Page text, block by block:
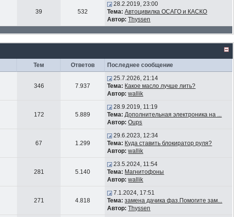
39 532
28.2.2019, 23:00
Тема: Автоцивилка ОСАГО и КАСКО
Автор: Thyssen
Тем Ответов Последнее сообщение
346 7.937
25.7.2026, 21:14
Тема: Какое масло лучше лить?
Автор: wallik
172 5.889
28.9.2019, 11:19
Тема: Дополнительная электроника на ...
Автор: Oups
67 1.299
29.6.2023, 12:34
Тема: Куда ставить блокиратор руля?
Автор: wallik
281 5.140
23.5.2024, 11:54
Тема: Магнитофоны
Автор: wallik
271 4.818
7.1.2024, 17:51
Тема: замена дачика фаз.Помогите зам...
Автор: Thyssen